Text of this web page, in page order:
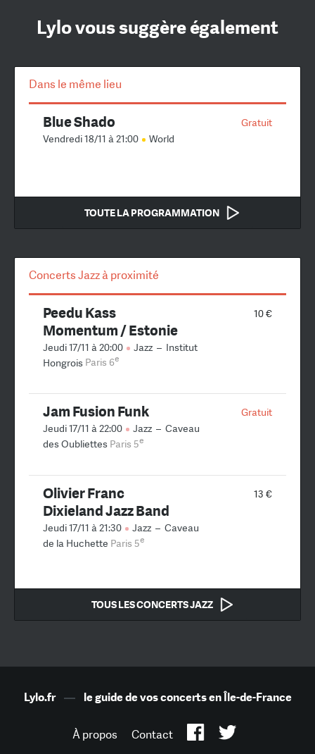
Lylo vous suggère également
Dans le même lieu
Gratuit
Blue Shado
Vendredi 18/11 à 21:00 World
TOUTE LA PROGRAMMATION
Concerts Jazz à proximité
10 €
Peedu Kass
Momentum / Estonie
Jeudi 17/11 à 20:00 Jazz – Institut
Hongrois Paris 6e
Gratuit
Jam Fusion Funk
Jeudi 17/11 à 22:00 Jazz – Caveau
des Oubliettes Paris 5e
13 €
Olivier Franc
Dixieland Jazz Band
Jeudi 17/11 à 21:30 Jazz – Caveau
de la Huchette Paris 5e
TOUS LES CONCERTS JAZZ
Lylo.fr— le guide de vos concerts en Île-de-France
À propos Contact